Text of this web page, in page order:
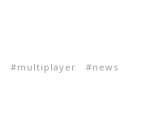
multiplayer
news